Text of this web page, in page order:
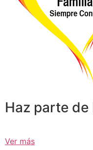
Haz parte de
Ver más